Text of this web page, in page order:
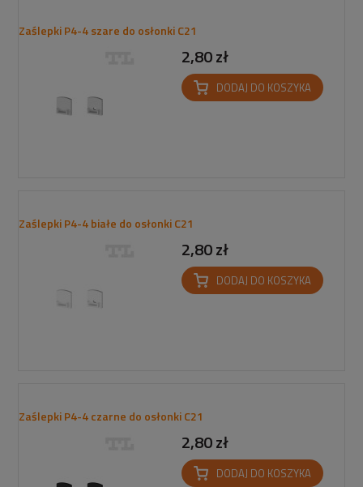
Zaślepki P4-4 szare do osłonki C21
2,80 zł
DODAJ DO KOSZYKA
Zaślepki P4-4 białe do osłonki C21
2,80 zł
DODAJ DO KOSZYKA
Zaślepki P4-4 czarne do osłonki C21
2,80 zł
DODAJ DO KOSZYKA